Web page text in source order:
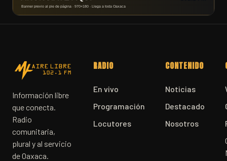
Información libre
que conecta.
Radio
comunitaria,
plural y al servicio
de Oaxaca.
RADIO
En vivo
Programación
Locutores
CONTENIDO
Noticias
Destacado
Nosotros